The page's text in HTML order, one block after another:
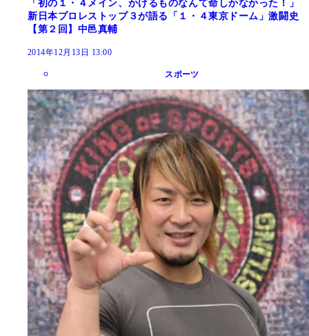
「初の１・４メイン、かけるものなんて命しかなかった！」
新日本プロレストップ３が語る「１・４東京ドーム」激闘史
【第２回】中邑真輔
2014年12月13日 13:00
スポーツ